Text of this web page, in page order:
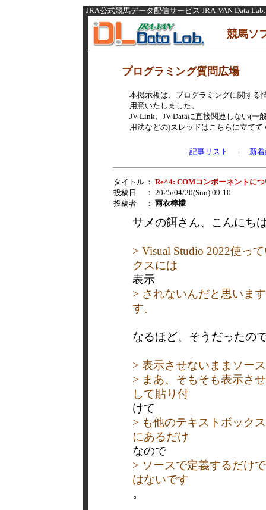
JRA公式競馬データ配信サービス JRA-VAN Data Lab.
競馬ソ
プログラミング質問広場
本掲示板は、プログラミングに関する
用意いたしました。
JV-Link、JV-Dataに直接関連しない(一
用法などの)スレッドはこちらに立てて
記事リスト | 新
タイトル ： Re^4: COMコンポーネントに
投稿日
： 2025/04/20(Sun) 09:10
投稿者
： 雨衣檸檬
サメの餌さん、こんにち
> Visual Studio 2022使っ
クスには
表示
> されないんだと思いま
す。
なるほど、そうだったの
> 表示させないままソー
> まあ、そもそも表示さ
して貼り付
けて
> も他のテキストボック
にあるだけ
なので
> ソースで定義するだけ
はないです
。